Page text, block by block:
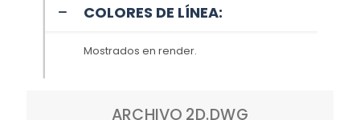
COLORES DE LÍNEA:
Mostrados en render.
ARCHIVO 2D.DWG